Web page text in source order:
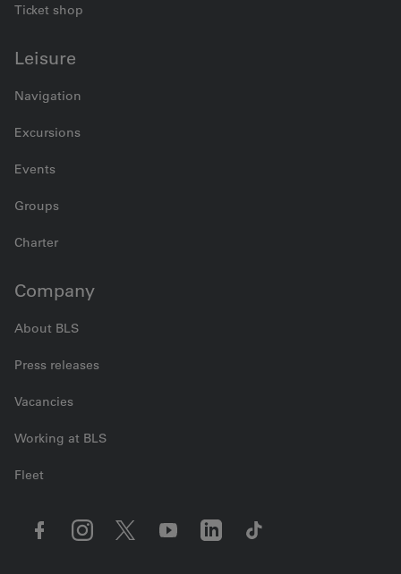
Ticket shop
Leisure
Navigation
Excursions
Events
Groups
Charter
Company
About BLS
Press releases
Vacancies
Working at BLS
Fleet